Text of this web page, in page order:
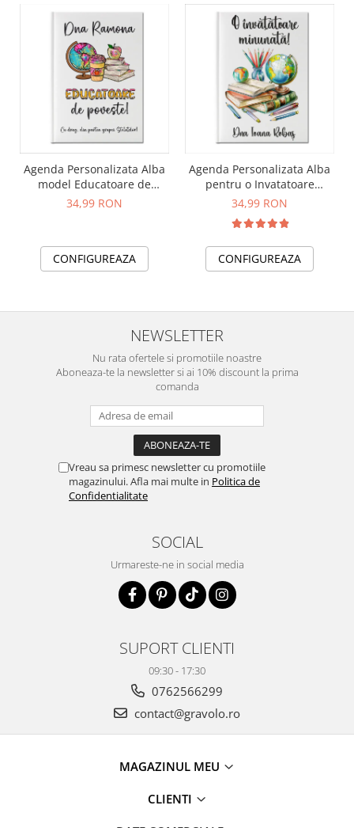
Agenda Personalizata Alba
model Educatoare de
Poveste
34,99 RON
CONFIGUREAZA
Agenda Personalizata Alba
pentru o Invatatoare
minunata
34,99 RON
CONFIGUREAZA
NEWSLETTER
Nu rata ofertele si promotiile noastre
Aboneaza-te la newsletter si ai 10% discount la prima
comanda
Vreau sa primesc newsletter cu promotiile
magazinului. Afla mai multe in Politica de
Confidentialitate
SOCIAL
Urmareste-ne in social media
SUPORT CLIENTI
09:30 - 17:30
0762566299
contact@gravolo.ro
MAGAZINUL MEU
CLIENTI